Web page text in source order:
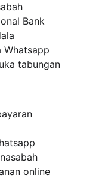
online
Bank
Whatsapp
tabungan